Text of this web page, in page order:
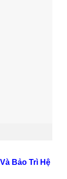
Bảo Trì Hệ